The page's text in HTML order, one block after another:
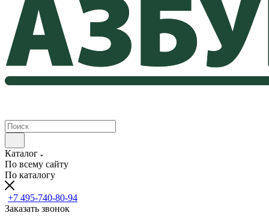
Каталог
По всему сайту
По каталогу
+7 495-740-80-94
Заказать звонок